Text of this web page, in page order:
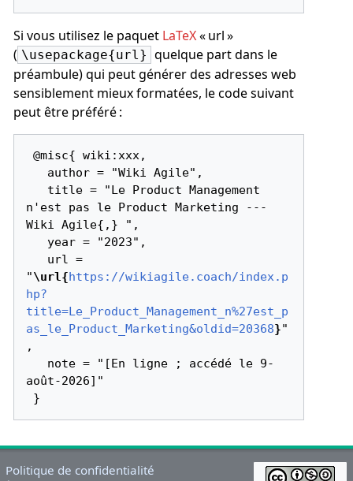
Si vous utilisez le paquet LaTeX« url »
( \usepackage{url} quelque part dans le
préambule) qui peut générer des adresses web
sensiblement mieux formatées, le code suivant
peut être préféré :
@misc{ wiki:xxx,
n'est pas le Product Marketing ---
Wiki Agile{,} ",
"\url{https://wikiagile.coach/index.p
hp?
title=Le_Product_Management_n%27est_p
as_le_Product_Marketing&oldid=20368}"
,
août-2026]"
Politique de confidentialité